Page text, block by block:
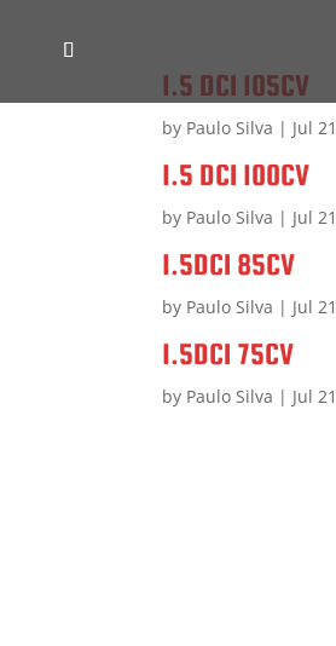
1.5 DCI 105CV
by Paulo Silva | Jul
1.5 DCI 100CV
by Paulo Silva | Jul
1.5DCI 85CV
by Paulo Silva | Jul
1.5DCI 75CV
by Paulo Silva | Jul